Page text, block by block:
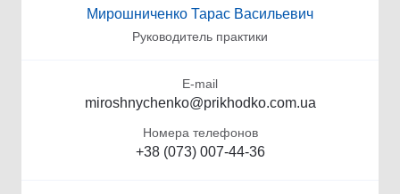
Мирошниченко Тарас Васильевич
Руководитель практики
E-mail
miroshnychenko@prikhodko.com.ua
Номера телефонов
+38 (073) 007-44-36